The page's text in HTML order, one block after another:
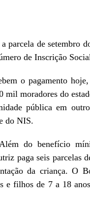
parcela de setembro
de Inscrição
o pagamento
mil moradores do
pública em
do NIS.
do benefício
paga seis parcelas
da criança. O
e filhos de 7 a 18